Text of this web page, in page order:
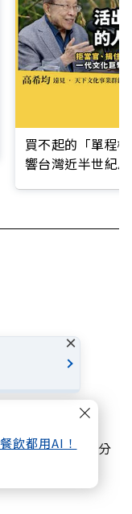
飲都用AI！
買不起的「單程
響台灣近半世紀
談錢，孩子才能分
」
×